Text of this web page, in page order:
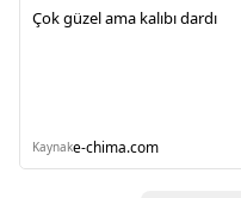
Çok güzel ama kalıbı dardı
Kaynake-chima.com